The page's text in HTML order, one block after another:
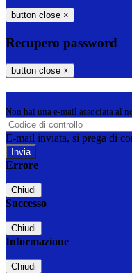
button close ×
Recupero password
button close ×
Non hai una e-mail associata al
E-mail inviata, si prega di
Errore
Chiudi
Successo
Chiudi
Informazione
Chiudi